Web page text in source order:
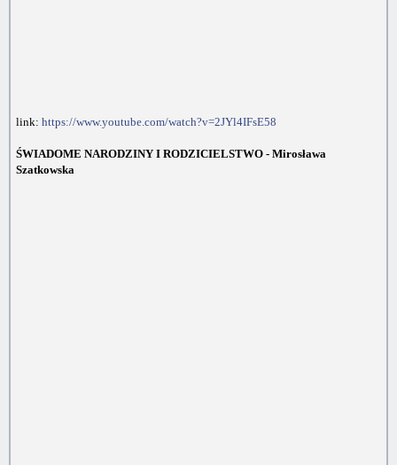
link: https://www.youtube.com/watch?v=2JYl4IFsE58
ŚWIADOME NARODZINY I RODZICIELSTWO - Mirosława
Szatkowska